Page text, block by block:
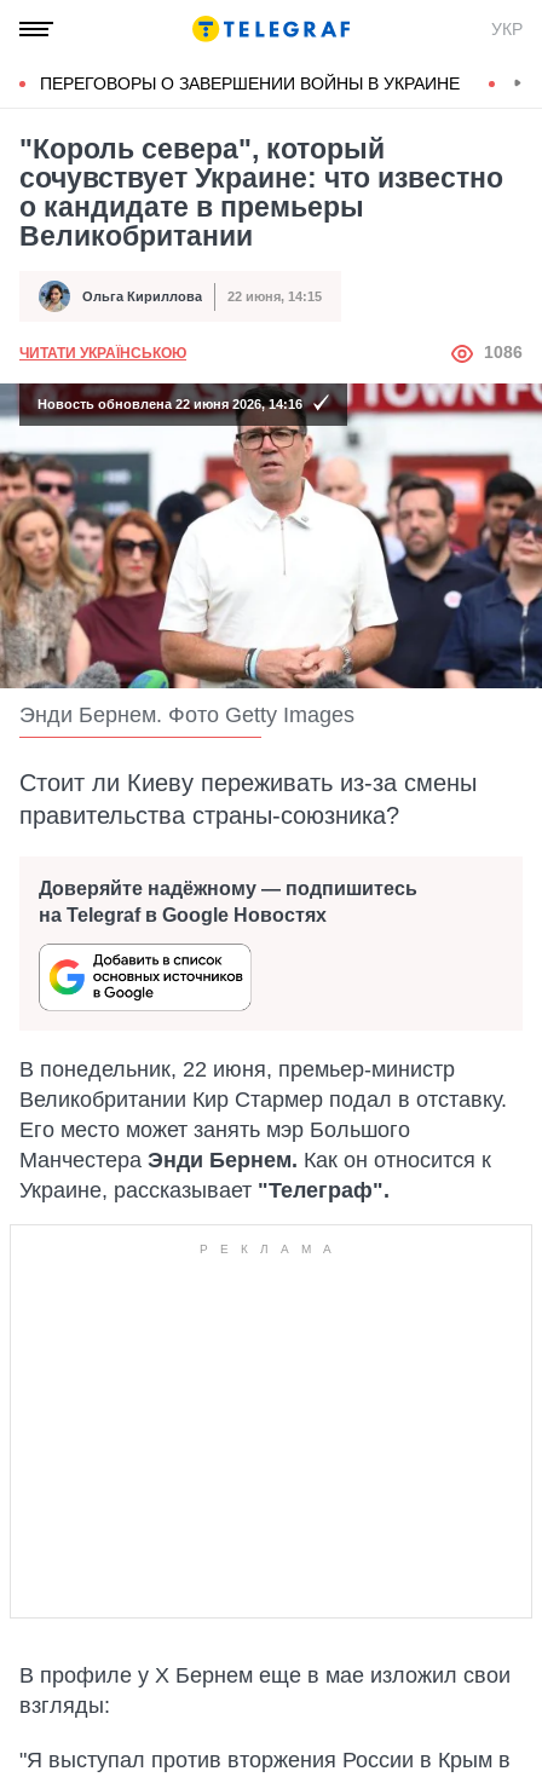
УКР
ПЕРЕГОВОРЫ О ЗАВЕРШЕНИИ ВОЙНЫ В УКРАИНЕ
"Король севера", который
сочувствует Украине: что известно
о кандидате в премьеры
Великобритании
Автор Ольга Кириллова
Дата публикации 22 июня, 14:15
ЧИТАТИ УКРАЇНСЬКОЮ АВТОР
1086
Новость обновлена 22 июня 2026, 14:16
Энди Бернем. Фото Getty Images
Стоит ли Киеву переживать из-за смены
правительства страны-союзника?
Доверяйте надёжному — подпишитесь
на Telegraf в Google Новостях
В понедельник, 22 июня, премьер-министр
Великобритании Кир Cтармер подал в отставку.
Его место может занять мэр Большого
Манчестера Энди Бернем. Как он относится к
Украине, рассказывает "Телеграф".
В профиле у Х Бернем еще в мае изложил свои
взгляды:
"Я выступал против вторжения России в Крым в